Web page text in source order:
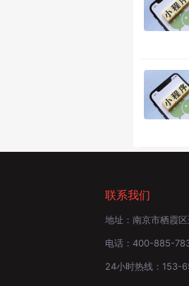
联系我们
地址： 南京市栖霞
电话： 400-885-
24小时热线： 153-